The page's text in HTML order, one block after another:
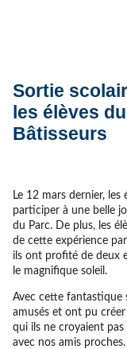
Sortie
les élèves
Bâtisseurs
Le 12 mars dernier, les
participer à une belle
du Parc. De plus, les
de cette expérience
ils ont profité de deux
le magnifique soleil.
Avec cette fantastique
amusés et ont pu
qui ils ne croyaient pas
avec nos amis